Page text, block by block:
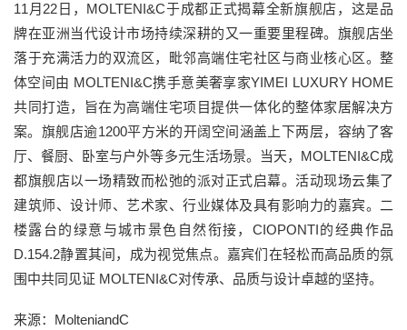
11月22日，MOLTENI&C于成都正式揭幕全新旗舰店，这是品
牌在亚洲当代设计市场持续深耕的又一重要里程碑。旗舰店坐
落于充满活力的双流区，毗邻高端住宅社区与商业核心区。整
体空间由 MOLTENI&C携手意美奢享家YIMEI LUXURY HOME
共同打造，旨在为高端住宅项目提供一体化的整体家居解决方
案。旗舰店逾1200平方米的开阔空间涵盖上下两层，容纳了客
厅、餐厨、卧室与户外等多元生活场景。当天，MOLTENI&C成
都旗舰店以一场精致而松弛的派对正式启幕。活动现场云集了
建筑师、设计师、艺术家、行业媒体及具有影响力的嘉宾。二
楼露台的绿意与城市景色自然衔接，CIOPONTI的经典作品
D.154.2静置其间，成为视觉焦点。嘉宾们在轻松而高品质的氛
围中共同见证 MOLTENI&C对传承、品质与设计卓越的坚持。
来源：MolteniandC